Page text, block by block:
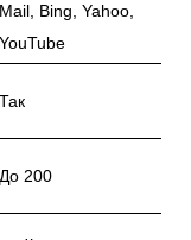
Mail, Bing, Yahoo,
YouTube
Так
До 200